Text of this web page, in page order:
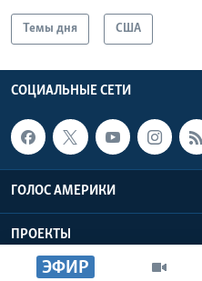
ЭФИР
Темы дня США
СОЦИАЛЬНЫЕ СЕТИ
ГОЛОС АМЕРИКИ
ПРОЕКТЫ